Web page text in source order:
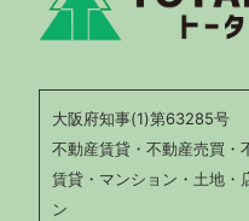
大阪府知事(1)第63285号
不動産賃貸・不動産売買・
賃貸・マンション・土地・
ン